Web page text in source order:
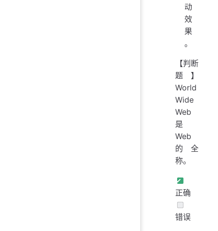
动
效
果
。
【判断
题】
World
Wide
Web
是
Web
的全
称。
正确
错误